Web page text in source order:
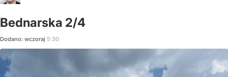
Bednarska 2/4
Dodano: wczoraj 5:30